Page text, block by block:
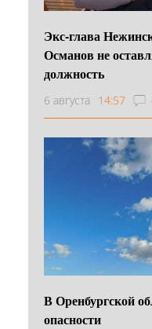
Экс-глава
Османов не
должность
6 августа 14:57
В Оренбургской
опасности